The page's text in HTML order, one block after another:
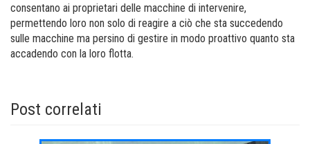
consentano ai proprietari delle macchine di intervenire,
permettendo loro non solo di reagire a ciò che sta succedendo
sulle macchine ma persino di gestire in modo proattivo quanto sta
accadendo con la loro flotta.
Post correlati